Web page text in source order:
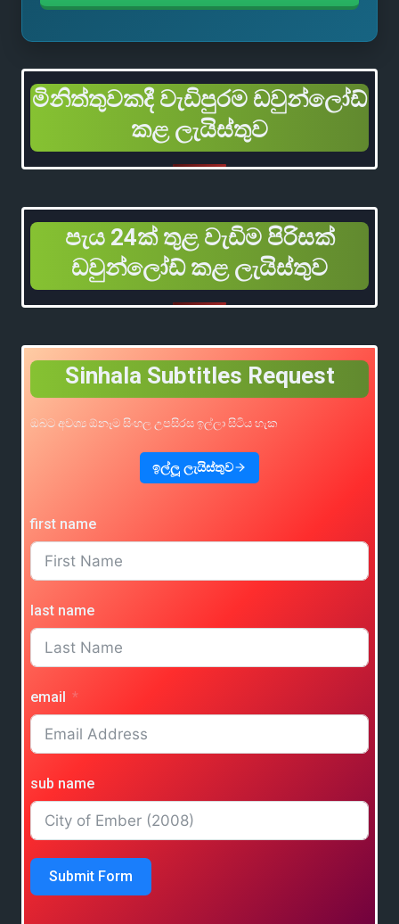
මිනිත්තුවකදී වැඩිපුරම ඩවුන්ලෝඩ්
කළ ලැයිස්තුව
පැය 24ක් තුළ වැඩිම පිරිසක්
ඩවුන්ලෝඩ් කළ ලැයිස්තුව
Sinhala Subtitles Request
ඔබට අවශ්‍ය ඕනෑම සිංහල උපසිරස ඉල්ලා සිටිය හැක
ඉල්ලූ ලැයිස්තුව
first name
last name
email
sub name
Submit Form